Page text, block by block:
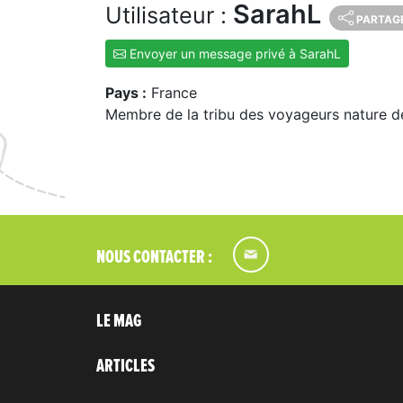
Utilisateur : SarahL
Envoyer un message privé à SarahL
Pays : France
Membre de la tribu des voyageurs nature
NOUS CONTACTER :
LE MAG
ARTICLES